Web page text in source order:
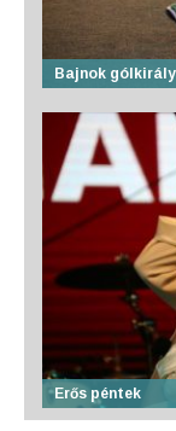
Bajnok
Erős péntek